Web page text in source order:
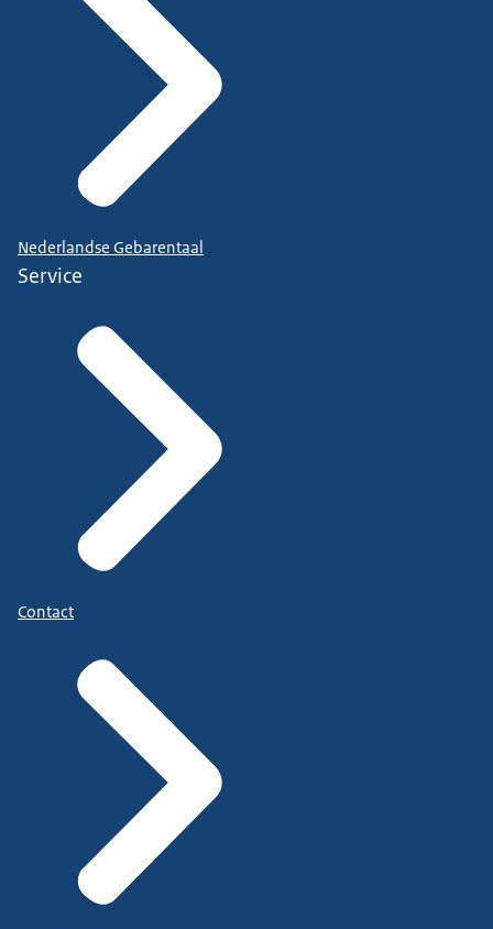
Nederlandse Gebarentaal
Service
Contact